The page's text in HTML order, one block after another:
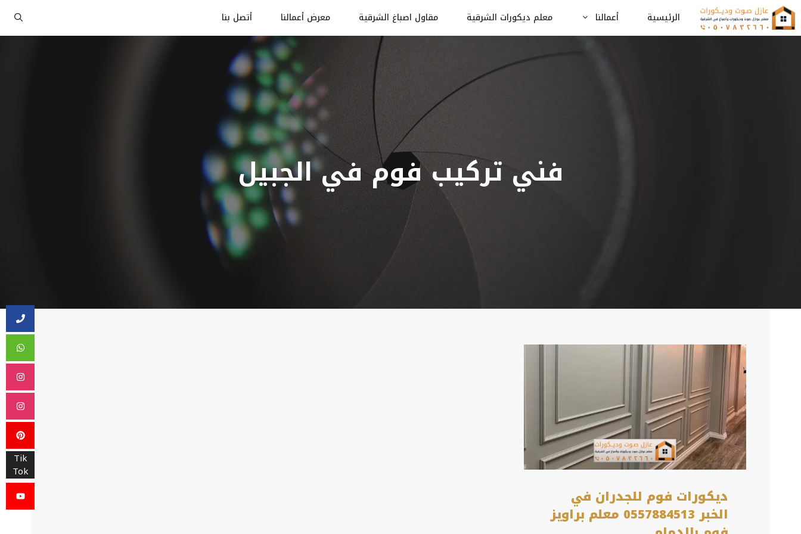
انتقل
إلى
المحتوى
الرئيسية أعمالنا معلم ديكورات الشرقية مقاول اصباغ الشرقية معرض أعمالنا أتصل بنا
فني تركيب فوم في الجبيل
Tik
Tok
ديكورات فوم للجدران في
الخبر 0557884513 معلم براويز